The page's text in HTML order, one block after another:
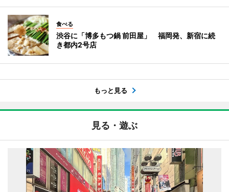
食べる
渋谷に「博多もつ鍋 前田屋」 福岡発、新宿に続
き都内2号店
もっと見る
見る・遊ぶ